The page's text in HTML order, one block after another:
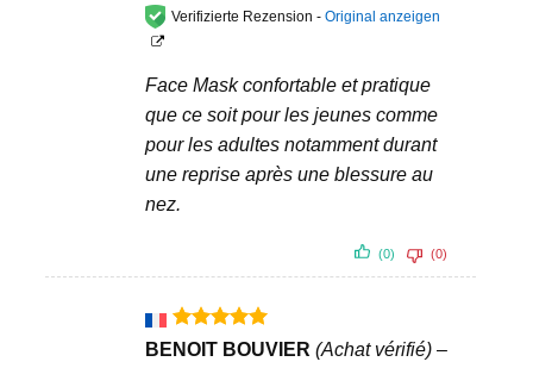
Verifizierte Rezension -Original anzeigen
Face Mask confortable et pratique
que ce soit pour les jeunes comme
pour les adultes notamment durant
une reprise après une blessure au
nez.
(0) (0)
Bewertet
BENOIT BOUVIER(Achat vérifié) –